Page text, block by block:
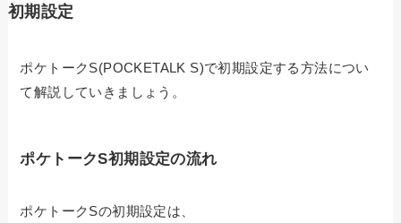
初期設定
ポケトークS(POCKETALK S)で初期設定する方法につい
て解説していきましょう。
ポケトークS初期設定の流れ
ポケトークSの初期設定は、